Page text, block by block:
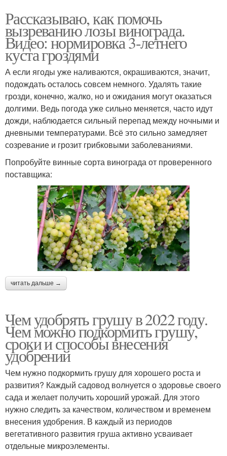
Рассказываю, как помочь
вызреванию лозы винограда.
Видео: нормировка 3-летнего
куста гроздями
А если ягоды уже наливаются, окрашиваются, значит,
подождать осталось совсем немного. Удалять такие
грозди, конечно, жалко, но и ожидания могут оказаться
долгими. Ведь погода уже сильно меняется, часто идут
дожди, наблюдается сильный перепад между ночными и
дневными температурами. Всё это сильно замедляет
созревание и грозит грибковыми заболеваниями.
Попробуйте винные сорта винограда от проверенного
поставщика:
читать дальше →
Чем удобрять грушу в 2022 году.
Чем можно подкормить грушу,
сроки и способы внесения
удобрений
Чем нужно подкормить грушу для хорошего роста и
развития? Каждый садовод волнуется о здоровье своего
сада и желает получить хороший урожай. Для этого
нужно следить за качеством, количеством и временем
внесения удобрения. В каждый из периодов
вегетативного развития груша активно усваивает
отдельные микроэлементы.